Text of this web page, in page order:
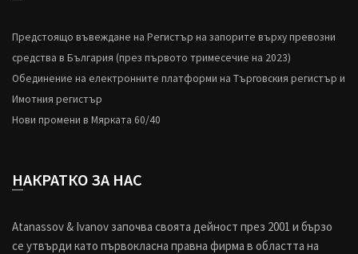
Предстоящо въвеждане на Регистър на запорите върху превозни
средства в България (през първото тримесечие на 2023)
Обединение на електронните платформи на Търговския регистър и
Имотния регистър
Нови промени в Мярката 60/40
НАКРАТКО ЗА НАС
Atanassov & Ivanov започва своята дейност през 2001 и бързо
се утвърди като първокласна правна фирма в областта на